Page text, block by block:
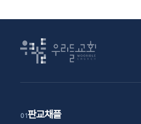
01 판교채플